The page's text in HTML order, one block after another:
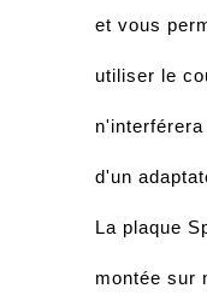
et vous
utiliser le
d'un
La plaque
montée sur